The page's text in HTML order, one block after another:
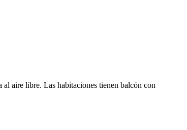
aire libre. Las habitaciones tienen balcón con